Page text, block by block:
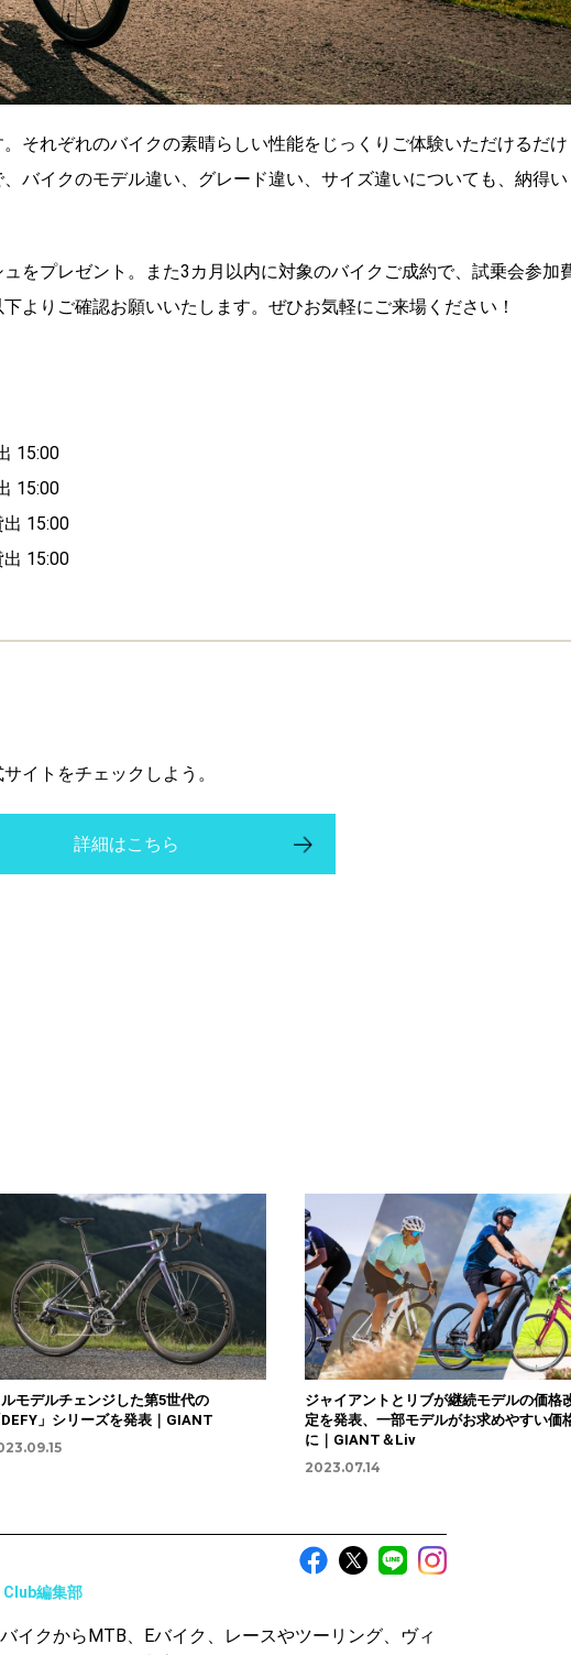
それぞれのバイクの素晴らしい性能をじっくりご体験いただけるだけ
バイクのモデル違い、グレード違い、サイズ違いについても、納得い
をプレゼント。また3カ月以内に対象のバイクご成約で、試乗会参加
よりご確認お願いいたします。ぜひお気軽にご来場ください！
15:00
15:00
15:00
15:00
イトをチェックしよう。
詳細はこちら
モデルチェンジした第5世代の
DEFY」シリーズを発表｜GIANT
ジャイアントとリブが継続モデルの価格
定を発表、一部モデルがお求めやすい価
に｜GIANT＆Liv
2023.07.14
Club編集部
イクからMTB、Eバイク、レースやツーリング、ヴィ